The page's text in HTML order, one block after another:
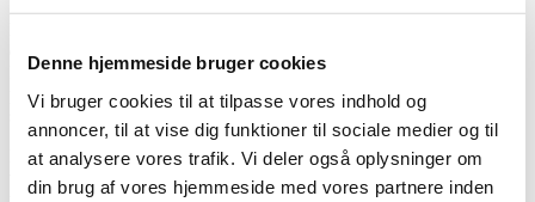
Denne hjemmeside bruger cookies
Vi bruger cookies til at tilpasse vores indhold og
annoncer, til at vise dig funktioner til sociale medier og til
at analysere vores trafik. Vi deler også oplysninger om
din brug af vores hjemmeside med vores partnere inden
Den transparente arbejdsstation giver et godt overblik over
processen, mens den integrerede arbejdsflade gør håndteringen af
sterilposer mere effektiv.
Rulleholderen kan både anvendes som bordmodel eller monteres på
væggen for at optimere pladsen i sterilområdet, og systemet